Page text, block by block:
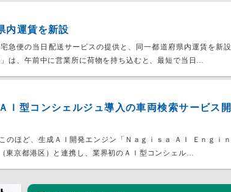
内運賃を新設
急便の当日配送サービスの提供と、同一都道府県内運賃を新設
は、午前中に営業所に荷物を持ち込むと、最短で当日…
型コンシェルジュ導入の車両検索サービス開
のほど、生成ＡＩ開発エンジン「Ｎａｇｉｓａ ＡＩ Ｅｎｇｉｎ
東京都港区）と連携し、業界初のＡＩ型コンシェル…